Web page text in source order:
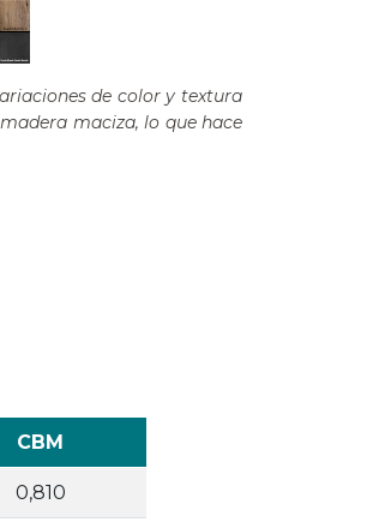
de color y textura
maciza, lo que hace
CBM
0,810